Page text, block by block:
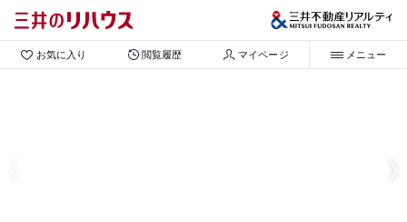
お気に入り 閲覧履歴 マイページ メニュー